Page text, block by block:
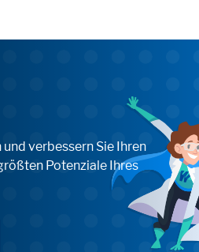
verbessern Sie Ihren
Potenziale Ihres